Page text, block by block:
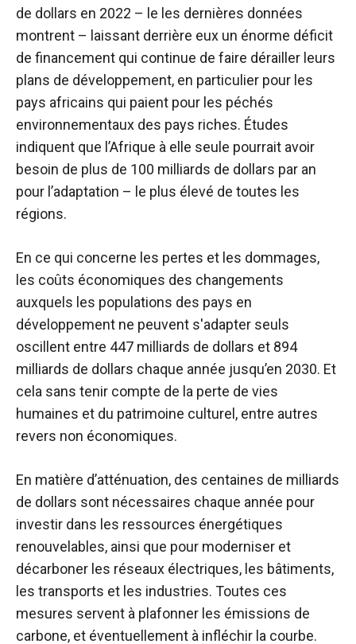
de dollars en 2022 – le les dernières données
montrent – laissant derrière eux un énorme déficit
de financement qui continue de faire dérailler leurs
plans de développement, en particulier pour les
pays africains qui paient pour les péchés
environnementaux des pays riches. Études
indiquent que l’Afrique à elle seule pourrait avoir
besoin de plus de 100 milliards de dollars par an
pour l’adaptation – le plus élevé de toutes les
régions.
En ce qui concerne les pertes et les dommages,
les coûts économiques des changements
auxquels les populations des pays en
développement ne peuvent s'adapter seuls
oscillent entre 447 milliards de dollars et 894
milliards de dollars chaque année jusqu’en 2030. Et
cela sans tenir compte de la perte de vies
humaines et du patrimoine culturel, entre autres
revers non économiques.
En matière d’atténuation, des centaines de milliards
de dollars sont nécessaires chaque année pour
investir dans les ressources énergétiques
renouvelables, ainsi que pour moderniser et
décarboner les réseaux électriques, les bâtiments,
les transports et les industries. Toutes ces
mesures servent à plafonner les émissions de
carbone, et éventuellement à infléchir la courbe.